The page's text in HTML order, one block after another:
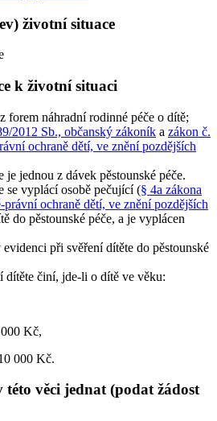
životní situace
k životní situaci
forem náhradní rodinné péče o dítě;
2012 Sb., občanský zákoník a zákon č.
ochraně dětí, ve znění pozdějších
jednou z dávek pěstounské péče.
se vyplácí osobě pečující (§ 4a zákona
ochraně dětí, ve znění pozdějších
do pěstounské péče, a je vyplácen
při svěření dítěte do pěstounské
dítěte činí, jde-li o dítě ve věku:
Kč,
000 Kč.
věci jednat (podat žádost